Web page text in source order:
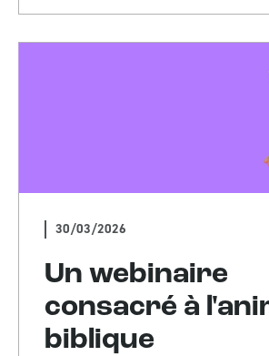
30/03/2026
Un webinaire
consacré à
biblique